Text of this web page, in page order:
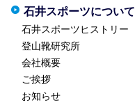
石井スポーツについて
石井スポーツヒストリー
登山靴研究所
会社概要
ご挨拶
お知らせ